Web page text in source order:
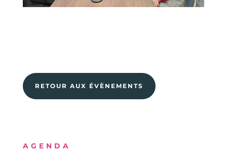
RETOUR AUX ÉVÈNEMENTS
AGENDA